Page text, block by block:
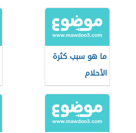
ما هو سبب كثرة
الأحلام